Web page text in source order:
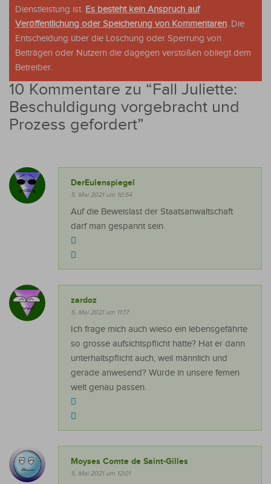
Dienstleistung ist. Es besteht kein Anspruch auf
Veröffentlichung oder Speicherung von Kommentaren. Die
Entscheidung über die Löschung oder Sperrung von
Beiträgen oder Nutzern die dagegen verstoßen obliegt dem
Betreiber.
10 Kommentare zu “Fall Juliette:
Beschuldigung vorgebracht und
Prozess gefordert”
DerEulenspiegel
5. Mai 2021 um 10:54
Auf die Beweislast der Staatsanwaltschaft
darf man gespannt sein.
zardoz
5. Mai 2021 um 11:17
Ich frage mich auch wieso ein lebensgefährte
so grosse aufsichtspflicht hätte? Hat er dann
unterhaltspflicht auch, weil männlich und
gerade anwesend? Würde in unsere femen
welt genau passen.
Moyses Comte de Saint-Gilles
5. Mai 2021 um 12:01